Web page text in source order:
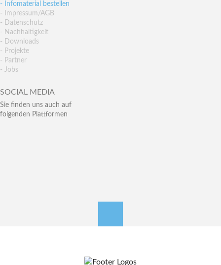
- Infomaterial bestellen
- Impressum/AGB
- Datenschutz
- Nachhaltigkeit
- Downloads
- Projekte
- Partner
- Jobs
SOCIAL MEDIA
Sie finden uns auch auf
folgenden Plattformen